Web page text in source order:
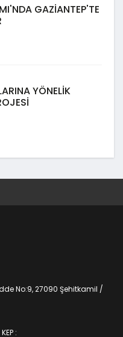
GAZİANTEP'TE
YÖNELİK
No:9, 27090 Şehitkamil /
KEP :